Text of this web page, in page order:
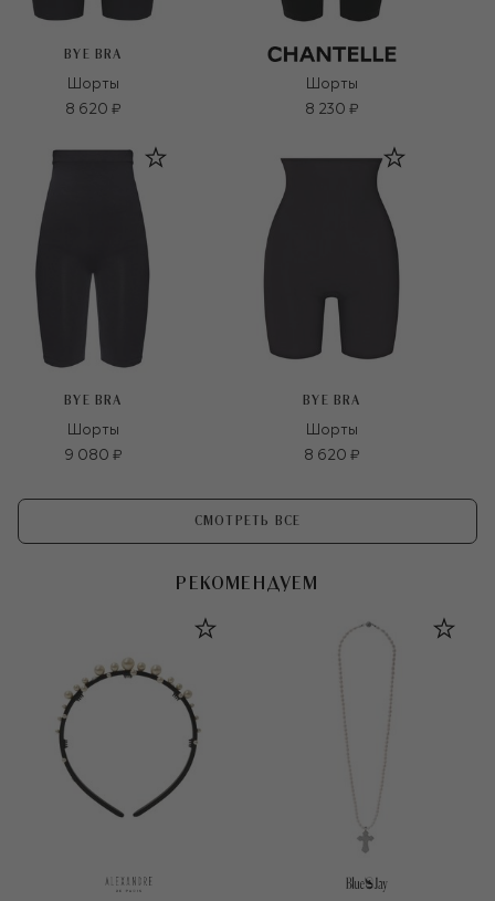
BYE BRA
Шорты
8 620 ₽
Шорты
8 230 ₽
BYE BRA
Шорты
9 080 ₽
BYE BRA
Шорты
8 620 ₽
СМОТРЕТЬ ВСЕ
РЕКОМЕНДУЕМ